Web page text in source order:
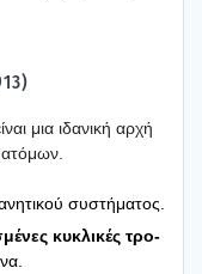
μια ιδα­νι­κή αρχή
ατό­μων.
συστή­μα­τος.
κυκλι­κές τρο­